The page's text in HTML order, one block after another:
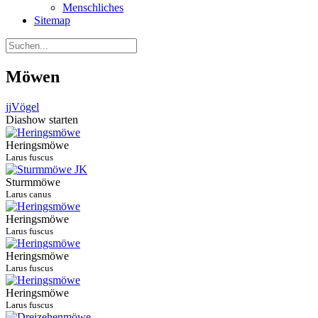
Menschliches
Sitemap
Möwen
jjVögel
Diashow starten
Heringsmöwe
Larus fuscus
Sturmmöwe
Larus canus
Heringsmöwe
Larus fuscus
Heringsmöwe
Larus fuscus
Heringsmöwe
Larus fuscus